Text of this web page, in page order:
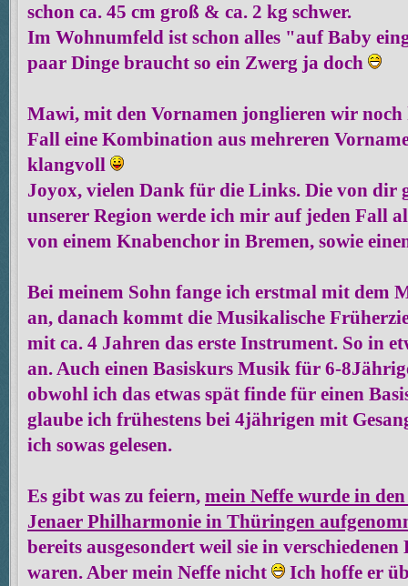
schon ca. 45 cm groß & ca. 2 kg schwer.
Im Wohnumfeld ist schon alles "auf Baby
paar Dinge braucht so ein Zwerg ja doch
Mawi, mit den Vornamen jonglieren wir
Fall eine Kombination aus mehreren
klangvoll
Joyox, vielen Dank für die Links. Die von dir
unserer Region werde ich mir auf jeden Fall
von einem Knabenchor in Bremen, sowie
Bei meinem Sohn fange ich erstmal mit dem
an, danach kommt die Musikalische
mit ca. 4 Jahren das erste Instrument. So in
an. Auch einen Basiskurs Musik für 6-
obwohl ich das etwas spät finde für einen
glaube ich frühestens bei 4jährigen mit
ich sowas gelesen.
Es gibt was zu feiern, mein Neffe wurde in
Jenaer Philharmonie in Thüringen
bereits ausgesondert weil sie in
waren. Aber mein Neffe nicht
Ich hoffe er